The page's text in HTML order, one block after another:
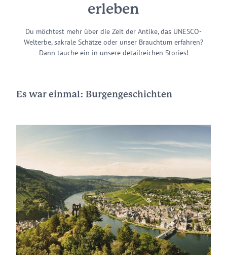
erleben
Du möchtest mehr über die Zeit der Antike, das UNESCO-
Welterbe, sakrale Schätze oder unser Brauchtum erfahren?
Dann tauche ein in unsere detailreichen Stories!
Es war einmal: Burgengeschichten